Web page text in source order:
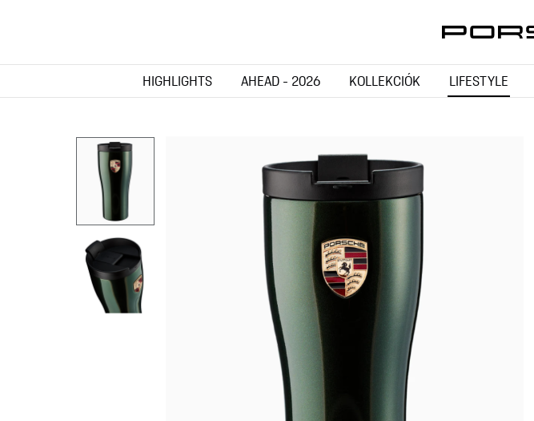
HIGHLIGHTS AHEAD - 2026 KOLLEKCIÓK LIFESTYLE